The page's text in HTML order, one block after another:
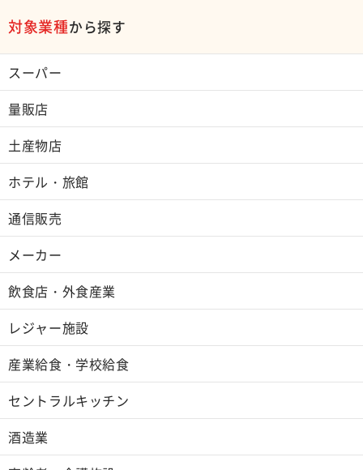
対象業種から探す
スーパー
量販店
土産物店
ホテル・旅館
通信販売
メーカー
飲食店・外食産業
レジャー施設
産業給食・学校給食
セントラルキッチン
酒造業